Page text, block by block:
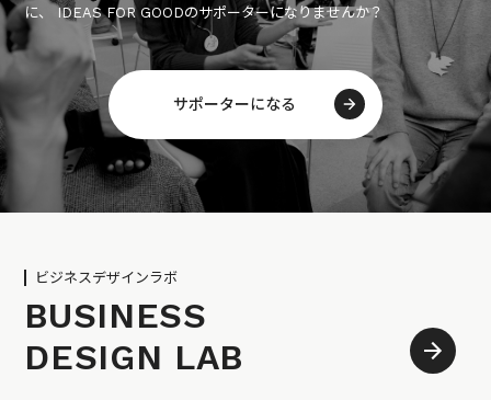
に、 IDEAS FOR GOODのサポーターになりませんか？
サポーターになる
ビジネスデザインラボ
BUSINESS
DESIGN LAB